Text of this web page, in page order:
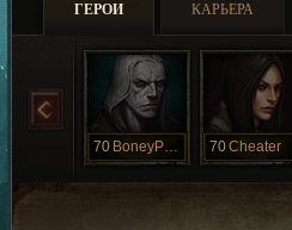
ГЕРОИ КАРЬЕРА
70 BoneyPantGuy 70Cheater